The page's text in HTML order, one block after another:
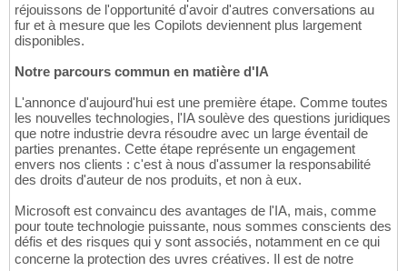
réjouissons de l'opportunité d'avoir d'autres conversations au
fur et à mesure que les Copilots deviennent plus largement
disponibles.
Notre parcours commun en matière d'IA
L'annonce d'aujourd'hui est une première étape. Comme toutes
les nouvelles technologies, l'IA soulève des questions juridiques
que notre industrie devra résoudre avec un large éventail de
parties prenantes. Cette étape représente un engagement
envers nos clients : c'est à nous d'assumer la responsabilité
des droits d'auteur de nos produits, et non à eux.
Microsoft est convaincu des avantages de l'IA, mais, comme
pour toute technologie puissante, nous sommes conscients des
défis et des risques qui y sont associés, notamment en ce qui
concerne la protection des uvres créatives. Il est de notre